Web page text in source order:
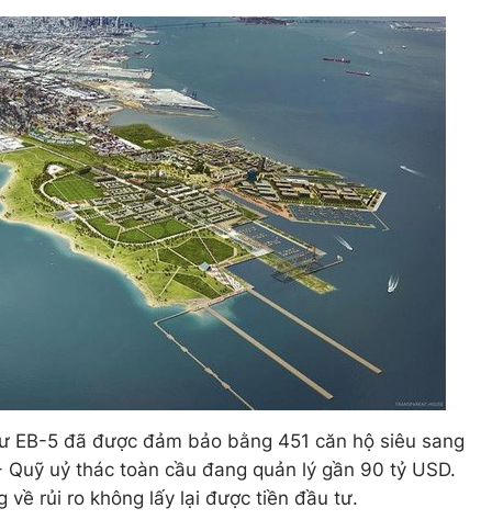
EB-5 đã được đảm bảo bằng 451 căn hộ siêu sang
uỷ thác toàn cầu đang quản lý gần 90 tỷ USD.
về rủi ro không lấy lại được tiền đầu tư.